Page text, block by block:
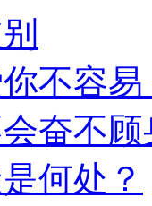
不容易
不顾
何处？